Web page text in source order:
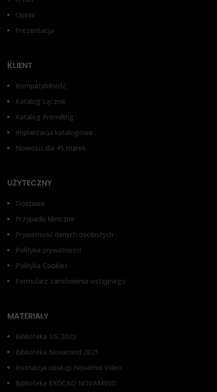
Opinie
Prezentacja
KLIENT
Kompatybilność
Katalog Łącznik
Katalog Premilling
Implantacja katalogowa
Nowości dla 45 marek
UŻYTECZNY
Dostawa
Przypadki kliniczne
Prywatność danych osobistych
Polityka prywatności
Polityka Cookies
Formularz zamówienia wstępnego
MATERIAŁY
Biblioteka SIS 2025
Biblioteka Novamind 2025
Instrukcja obsługi Novamid Video
Biblioteka EXOCAD NOVAMIND